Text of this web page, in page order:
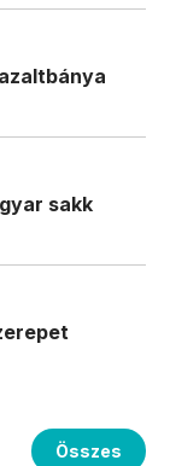
sakk
Összes